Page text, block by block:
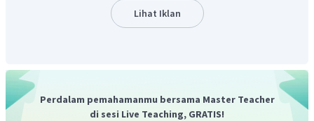
Lihat Iklan
Perdalam pemahamanmu bersama Master Teacher
di sesi Live Teaching, GRATIS!